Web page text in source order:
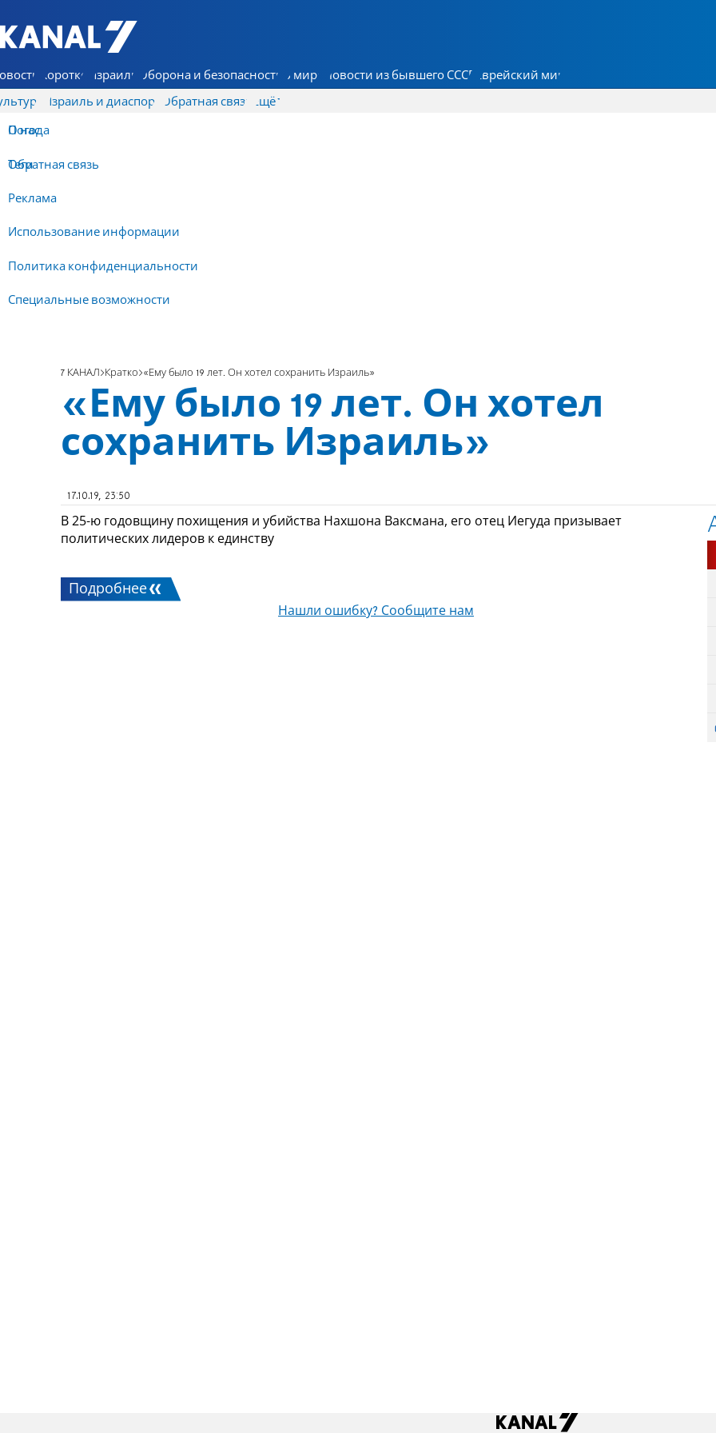
7 КАНАЛ - Аруц Шева
Коротко Израиль Оборона и безопасность В мире Новости из бывшего СССР Еврейский мир
Израиль и диаспора Обратная связь
О нас
Обратная связь
Реклама
Использование информации
Политика конфиденциальности
Специальные возможности
Ещё
Погода
Теги
7 КАНАЛ Кратко «Ему было 19 лет. Он хотел сохранить Израиль»
«Ему было 19 лет. Он хотел
сохранить Израиль»
17.10.19, 23:50
В 25-ю годовщину похищения и убийства Нахшона Ваксмана, его отец Иегуда призывает
политических лидеров к единству
Подробнее
Нашли ошибку? Сообщите нам